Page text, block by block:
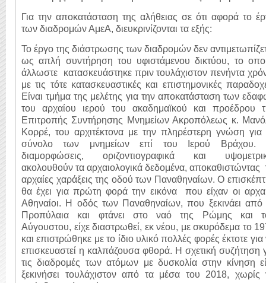
Για την αποκατάσταση της αλήθειας σε ότι αφορά το
των διαδρομών ΑμεΑ, διευκρινίζονται τα εξής:
Το έργο της διάστρωσης των διαδρομών δεν
ως απλή συντήρηση του υφιστάμενου δικτύου, το
άλλωστε κατασκευάστηκε πριν τουλάχιστον πενήντα
με τις τότε κατασκευαστικές και επιστημονικές
Είναι τμήμα της μελέτης για την αποκατάσταση των
του αρχαίου ιερού του ακαδημαϊκού και προέδρου
Επιτροπής Συντήρησης Μνημείων Ακροπόλεως κ.
Κορρέ, του αρχιτέκτονα με την πληρέστερη γνώση για
σύνολο των μνημείων επί του Ιερού Βράχου.
διαμορφώσεις, οριζοντιογραφικά και
ακολουθούν τα αρχαιολογικά δεδομένα, αποκαθιστώντας
αρχαίες χαράξεις της οδού των Παναθηναίων. Ο
θα έχει για πρώτη φορά την εικόνα που είχαν οι
Αθηναίοι. Η οδός των Παναθηναίων, που ξεκινάει από
Προπύλαια και φτάνει στο ναό της Ρώμης και
Αύγουστου, είχε διαστρωθεί, εκ νέου, με σκυρόδεμα το
και επιστρώθηκε με το ίδιο υλικό πολλές φορές έκτοτε για
επισκευαστεί η καλπάζουσα φθορά. Η σχετική συζήτηση
τις διαδρομές των ατόμων με δυσκολία στην κίνηση
ξεκινήσει τουλάχιστον από τα μέσα του 2018, χωρίς